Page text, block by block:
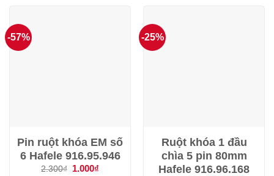
-57%
Pin ruột khóa EM số
6 Hafele 916.95.946
2.300₫
Giá
1.000₫
-25%
Ruột khóa 1 đầu
chìa 5 pin 80mm
Hafele 916.96.168